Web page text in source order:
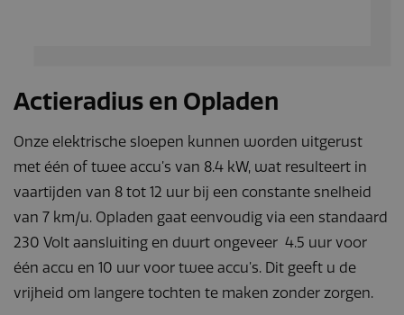
Actieradius en Opladen
Onze elektrische sloepen kunnen worden uitgerust
met één of twee accu’s van 8.4 kW, wat resulteert in
vaartijden van 8 tot 12 uur bij een constante snelheid
van 7 km/u. Opladen gaat eenvoudig via een standaard
230 Volt aansluiting en duurt ongeveer 4.5 uur voor
één accu en 10 uur voor twee accu’s. Dit geeft u de
vrijheid om langere tochten te maken zonder zorgen.